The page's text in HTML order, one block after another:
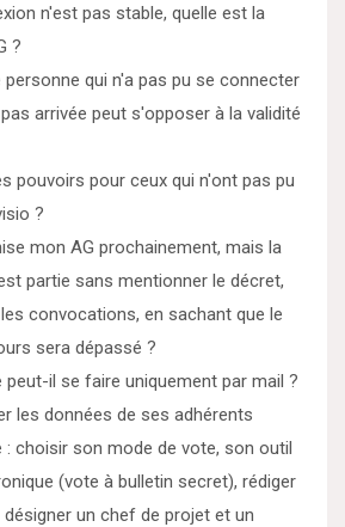
n'est pas stable, quelle est la
?
personne qui n'a pas pu se connecter
arrivée peut s'opposer à la validité
pouvoirs pour ceux qui n'ont pas pu
?
mon AG prochainement, mais la
partie sans mentionner le décret,
convocations, en sachant que le
sera dépassé ?
peut-il se faire uniquement par mail ?
les données de ses adhérents
: choisir son mode de vote, son outil
(vote à bulletin secret), rédiger
désigner un chef de projet et un